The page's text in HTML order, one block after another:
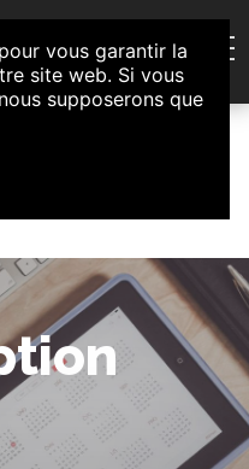
d'Initiatives Citoyennes
vous garantir la
site web. Si vous
supposerons que